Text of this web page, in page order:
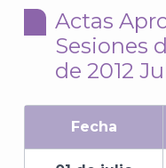
Actas
Sesiones
de 2012
Fecha